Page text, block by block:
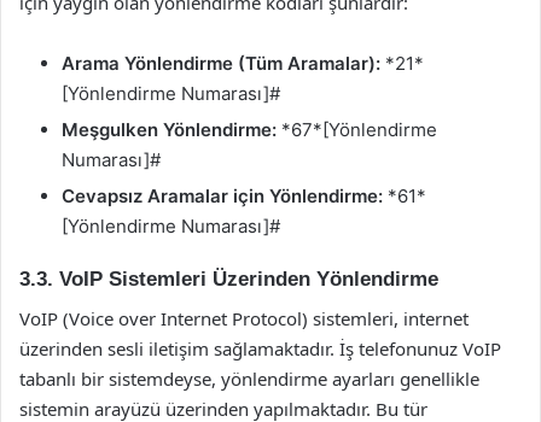
Arama Yönlendirme (Tüm Aramalar): *21*
[Yönlendirme Numarası]#
Meşgulken Yönlendirme: *67*[Yönlendirme
Numarası]#
Cevapsız Aramalar için Yönlendirme: *61*
[Yönlendirme Numarası]#
3.3. VoIP Sistemleri Üzerinden Yönlendirme
VoIP (Voice over Internet Protocol) sistemleri, internet
üzerinden sesli iletişim sağlamaktadır. İş telefonunuz VoIP
tabanlı bir sistemdeyse, yönlendirme ayarları genellikle
sistemin arayüzü üzerinden yapılmaktadır. Bu tür